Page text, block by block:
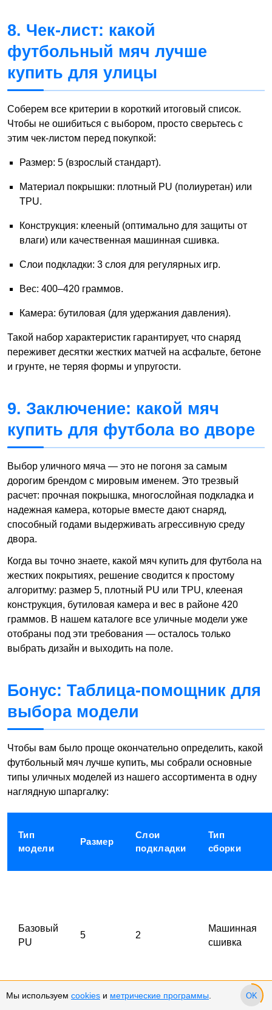
8. Чек-лист: какой
футбольный мяч лучше
купить для улицы
Соберем все критерии в короткий итоговый список.
Чтобы не ошибиться с выбором, просто сверьтесь с
этим чек-листом перед покупкой:
Размер: 5 (взрослый стандарт).
Материал покрышки: плотный PU (полиуретан) или
TPU.
Конструкция: клееный (оптимально для защиты от
влаги) или качественная машинная сшивка.
Слои подкладки: 3 слоя для регулярных игр.
Вес: 400–420 граммов.
Камера: бутиловая (для удержания давления).
Такой набор характеристик гарантирует, что снаряд
переживет десятки жестких матчей на асфальте, бетоне
и грунте, не теряя формы и упругости.
9. Заключение: какой мяч
купить для футбола во дворе
Выбор уличного мяча — это не погоня за самым
дорогим брендом с мировым именем. Это трезвый
расчет: прочная покрышка, многослойная подкладка и
надежная камера, которые вместе дают снаряд,
способный годами выдерживать агрессивную среду
двора.
Когда вы точно знаете, какой мяч купить для футбола на
жестких покрытиях, решение сводится к простому
алгоритму: размер 5, плотный PU или TPU, клееная
конструкция, бутиловая камера и вес в районе 420
граммов. В нашем каталоге все уличные модели уже
отобраны под эти требования — осталось только
выбрать дизайн и выходить на поле.
Бонус: Таблица-помощник для
выбора модели
Чтобы вам было проще окончательно определить, какой
футбольный мяч лучше купить, мы собрали основные
типы уличных моделей из нашего ассортимента в одну
наглядную шпаргалку:
Тип
модели
Размер
Слои
подкладки
Тип
сборки
Базовый
PU
5 2
Машинная
сшивка
Мы используем cookies и метрические программы OK